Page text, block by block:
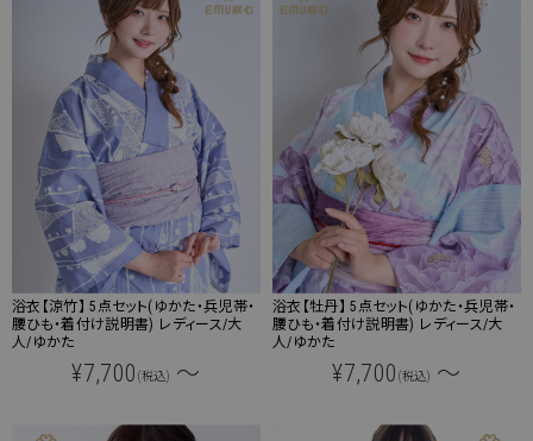
浴衣【涼竹】 5点セット(ゆかた・兵児帯・
腰ひも・着付け説明書) レディース/大
人/ゆかた
¥7,700 (税込) ～
浴衣【牡丹】 5点セット(ゆかた・兵児帯・
腰ひも・着付け説明書) レディース/大
人/ゆかた
¥7,700 (税込) ～